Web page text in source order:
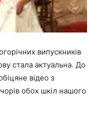
випускників
стала актуальна. До
відео з
обох шкіл нашого